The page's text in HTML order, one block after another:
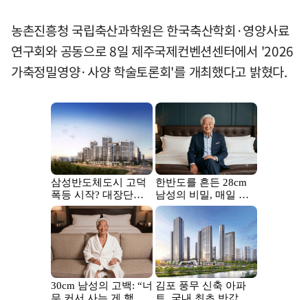
농촌진흥청 국립축산과학원은 한국축산학회·영양사료
연구회와 공동으로 8일 제주국제컨벤션센터에서 '2026
가축정밀영양·사양 학술토론회'를 개최했다고 밝혔다.